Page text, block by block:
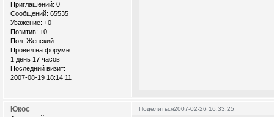
Приглашений: 0
Сообщений: 65535
Уважение: +0
Позитив: +0
Пол: Женский
Провел на форуме:
1 день 17 часов
Последний визит:
2007-08-19 18:14:11
Поделиться2007-02-26 16:33:25
Юкос